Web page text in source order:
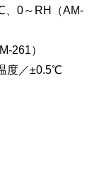
、0～RH（AM-
261）
度／±0.5℃